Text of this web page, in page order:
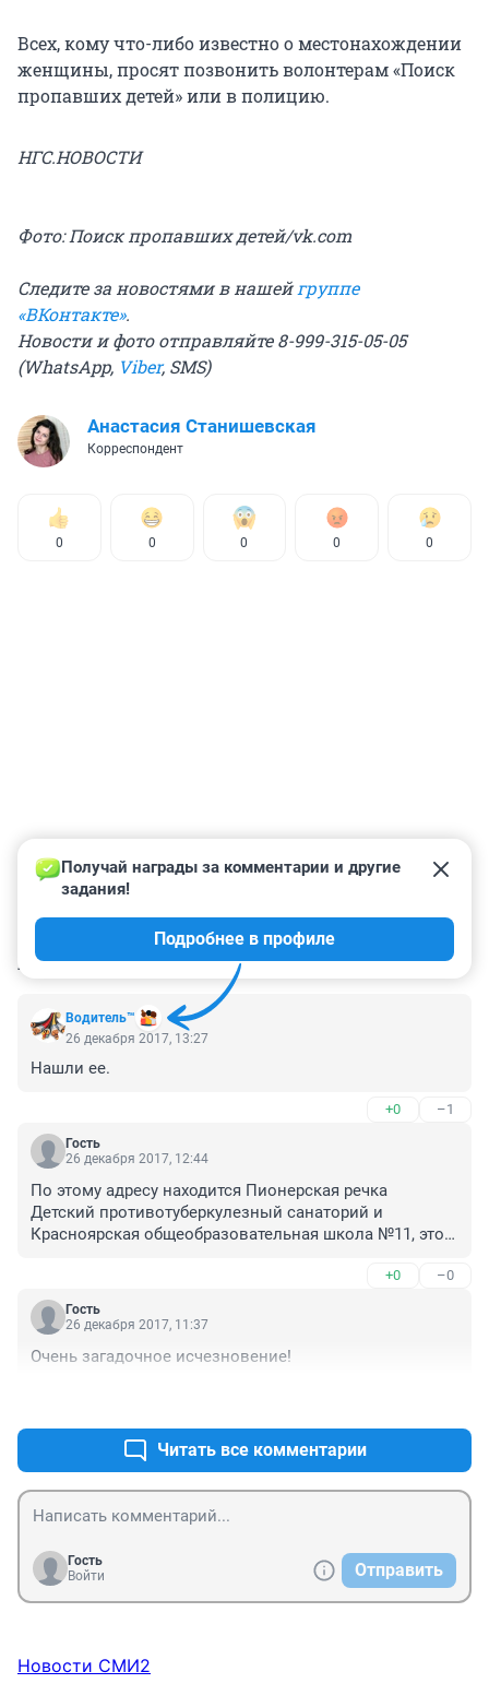
Всех, кому что-либо известно о местонахождении
женщины, просят позвонить волонтерам «Поиск
пропавших детей» или в полицию.
НГС.НОВОСТИ
Фото: Поиск пропавших детей/vk.com
Следите за новостями в нашей группе
«ВКонтакте».
Новости и фото отправляйте 8-999-315-05-05
(WhatsApp, Viber, SMS)
Анастасия Станишевская
Корреспондент
0 0 0 0 0
КОММЕНТАРИИ 10
Вoдитель™
Получай награды за комментарии и другие
задания!
Подробнее в профиле
26 декабря 2017, 13:27
Нашли ее.
+0 –1
Гость
26 декабря 2017, 12:44
По этому адресу находится Пионерская речка
Детский противотуберкулезный санаторий и
Красноярская общеобразовательная школа №11, это
+0 –0
Гость
26 декабря 2017, 11:37
Очень загадочное исчезновение!
Читать все комментарии
Гость
Войти
Отправить
Новости СМИ2